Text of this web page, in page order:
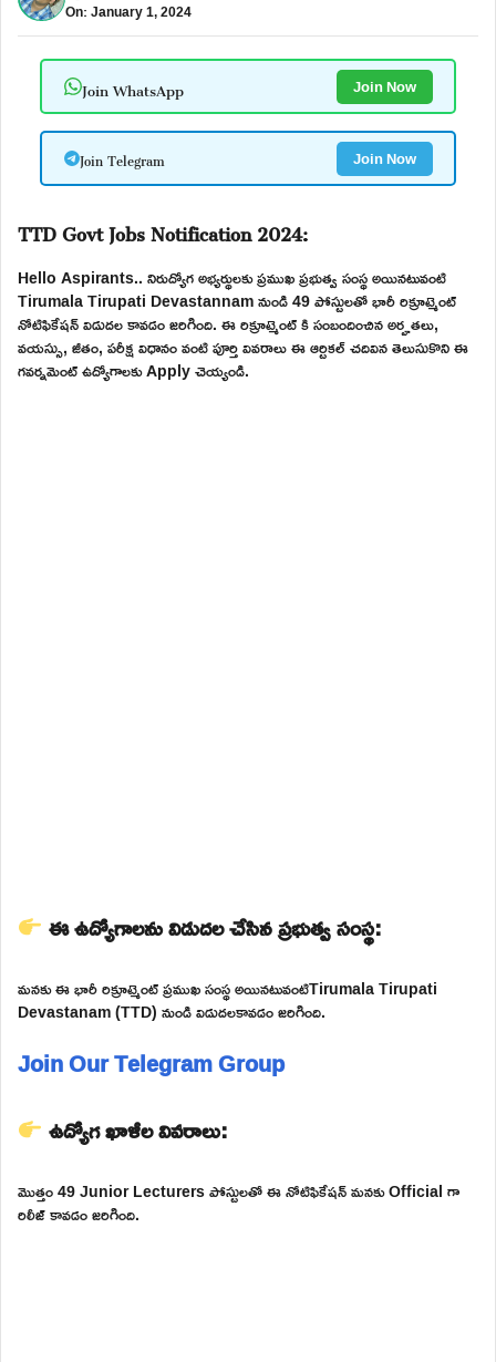
On: January 1, 2024
Join WhatsApp Join Now
Join Telegram Join Now
TTD Govt Jobs Notification 2024:
Hello Aspirants.. నిరుద్యోగ అభ్యర్థులకు ప్రముఖ ప్రభుత్వ సంస్థ అయినటువంటి
Tirumala Tirupati Devastannam నుండి 49 పోస్టులతో భారీ రిక్రూట్మెంట్
నోటిఫికేషన్ విడుదల కావడం జరిగింది. ఈ రిక్రూట్మెంట్ కి సంబందించిన అర్హతలు,
వయస్సు, జీతం, పరీక్ష విధానం వంటి పూర్తి వివరాలు ఈ ఆర్టికల్ చదివిన తెలుసుకొని ఈ
గవర్నమెంట్ ఉద్యోగాలకు Apply చెయ్యండి.
ఈ ఉద్యోగాలను విడుదల చేసిన ప్రభుత్వ సంస్థ:
మనకు ఈ భారీ రిక్రూట్మెంట్ ప్రముఖ సంస్థ అయినటువంటిTirumala Tirupati
Devastanam (TTD) నుండి విడుదలకావడం జరిగింది.
Join Our Telegram Group
ఉద్యోగ ఖాళీల వివరాలు:
మొత్తం 49 Junior Lecturers పోస్టులతో ఈ నోటిఫికేషన్ మనకు Official గా
రిలీజ్ కావడం జరిగింది.